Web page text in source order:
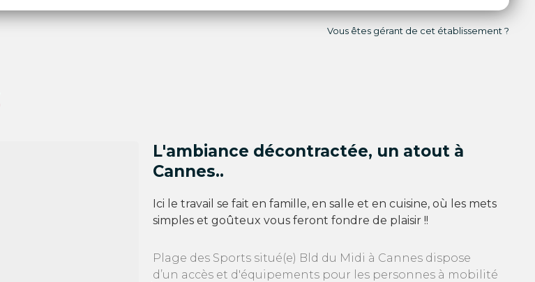
Vous êtes gérant de cet établissement ?
L'ambiance décontractée, un atout à
Cannes..
Ici le travail se fait en famille, en salle et en cuisine, où les mets
simples et goûteux vous feront fondre de plaisir !!
Plage des Sports situé(e) Bld du Midi à Cannes dispose
d’un accès et d'équipements pour les personnes à mobilité